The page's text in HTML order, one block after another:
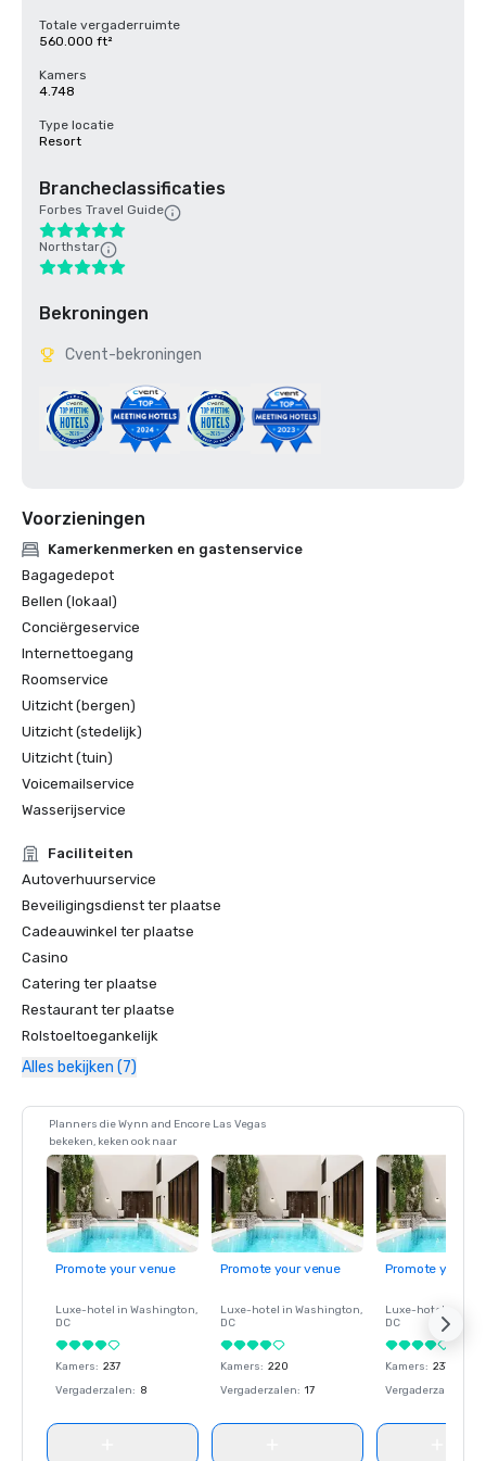
Totale vergaderruimte
560.000 ft²
Kamers
4.748
Type locatie
Resort
Brancheclassificaties
Forbes Travel Guide
Northstar
Bekroningen
Cvent-bekroningen
Voorzieningen
Kamerkenmerken en gastenservice
Bagagedepot
Bellen (lokaal)
Conciërgeservice
Internettoegang
Roomservice
Uitzicht (bergen)
Uitzicht (stedelijk)
Uitzicht (tuin)
Voicemailservice
Wasserijservice
Faciliteiten
Autoverhuurservice
Beveiligingsdienst ter plaatse
Cadeauwinkel ter plaatse
Casino
Catering ter plaatse
Restaurant ter plaatse
Rolstoeltoegankelijk
Alles bekijken (7)
Planners die Wynn and Encore Las Vegas
bekeken, keken ook naar
Promote your venue
Luxe-hotel in Washington,
DC
Kamers: 237
Vergaderzalen: 8
Promote your venue
Luxe-hotel in Washington,
DC
Kamers: 220
Vergaderzalen: 17
Promote your
Luxe-hotel in
DC
Kamers: 237
Vergaderzalen